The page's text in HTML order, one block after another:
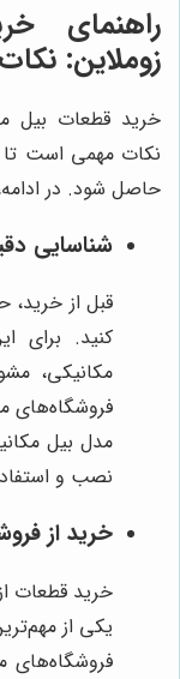
راهنمای
زوملاین:
خرید قطعات بیل
نکات مهمی است تا
حاصل شود. در
شناسایی
قبل از خرید،
کنید. برای
مکانیکی،
فروشگاه‌های
مدل بیل
نصب و
خرید از
خرید قطعات
یکی از
فروشگاه‌های